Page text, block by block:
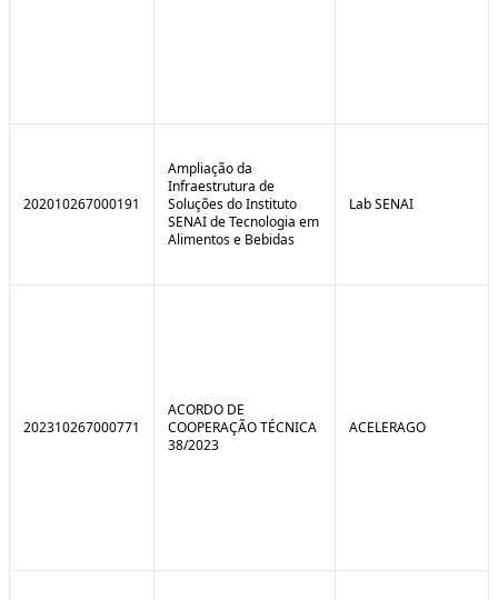
202010267000191
Ampliação da
Infraestrutura de
Soluções do Instituto
SENAI de Tecnologia em
Alimentos e Bebidas
Lab SENAI
202310267000771
ACORDO DE
COOPERAÇÃO TÉCNICA
38/2023
ACELERAGO